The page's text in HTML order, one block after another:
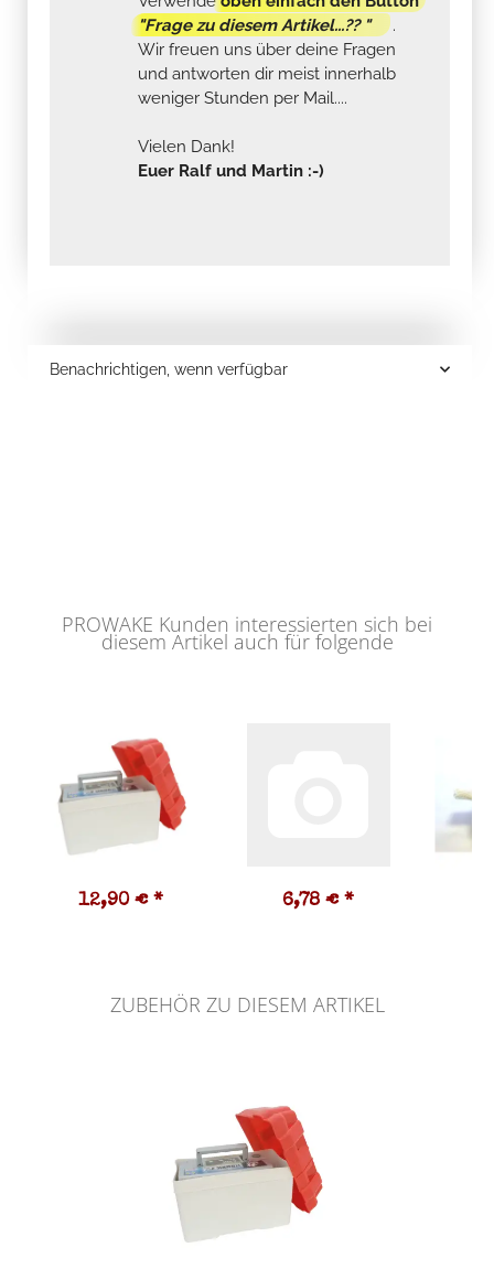
"Frage zu diesem Artikel...?? "
.
Wir freuen uns über deine Fragen
und antworten dir meist innerhalb
weniger Stunden per Mail....
Vielen Dank!
Euer Ralf und Martin :-)
Benachrichtigen, wenn verfügbar
PROWAKE Kunden interessierten sich bei
diesem Artikel auch für folgende
12,90 € * 6,78 € *
ZUBEHÖR ZU DIESEM ARTIKEL